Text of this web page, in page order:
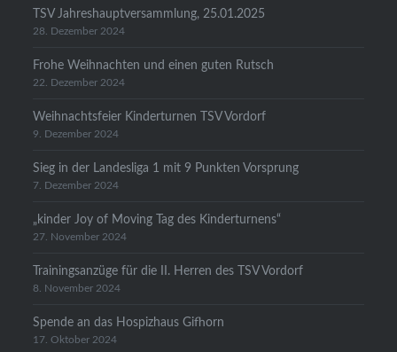
TSV Jahreshauptversammlung, 25.01.2025
28. Dezember 2024
Frohe Weihnachten und einen guten Rutsch
22. Dezember 2024
Weihnachtsfeier Kinderturnen TSV Vordorf
9. Dezember 2024
Sieg in der Landesliga 1 mit 9 Punkten Vorsprung
7. Dezember 2024
„kinder Joy of Moving Tag des Kinderturnens“
27. November 2024
Trainingsanzüge für die II. Herren des TSV Vordorf
8. November 2024
Spende an das Hospizhaus Gifhorn
17. Oktober 2024